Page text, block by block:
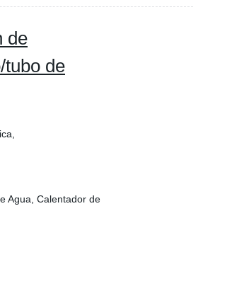
de
de
Agua, Calentador de